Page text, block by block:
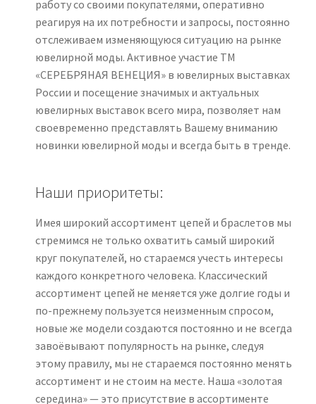
работу со своими покупателями, оперативно
реагируя на их потребности и запросы, постоянно
отслеживаем изменяющуюся ситуацию на рынке
ювелирной моды. Активное участие ТМ
«СЕРЕБРЯНАЯ ВЕНЕЦИЯ» в ювелирных выставках
России и посещение значимых и актуальных
ювелирных выставок всего мира, позволяет нам
своевременно представлять Вашему вниманию
новинки ювелирной моды и всегда быть в тренде.
Наши приоритеты:
Имея широкий ассортимент цепей и браслетов мы
стремимся не только охватить самый широкий
круг покупателей, но стараемся учесть интересы
каждого конкретного человека. Классический
ассортимент цепей не меняется уже долгие годы и
по-прежнему пользуется неизменным спросом,
новые же модели создаются постоянно и не всегда
завоёвывают популярность на рынке, следуя
этому правилу, мы не стараемся постоянно менять
ассортимент и не стоим на месте. Наша «золотая
середина» — это присутствие в ассортименте